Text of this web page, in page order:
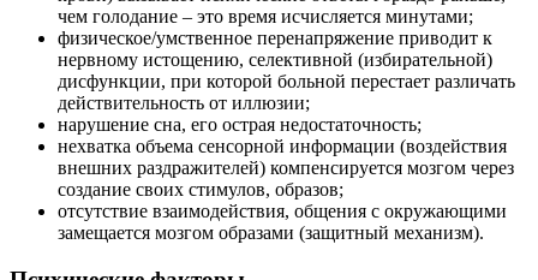
чем голодание – это время исчисляется минутами;
физическое/умственное перенапряжение приводит к
нервному истощению, селективной (избирательной)
дисфункции, при которой больной перестает различать
действительность от иллюзии;
нарушение сна, его острая недостаточность;
нехватка объема сенсорной информации (воздействия
внешних раздражителей) компенсируется мозгом через
создание своих стимулов, образов;
отсутствие взаимодействия, общения с окружающими
замещается мозгом образами (защитный механизм).